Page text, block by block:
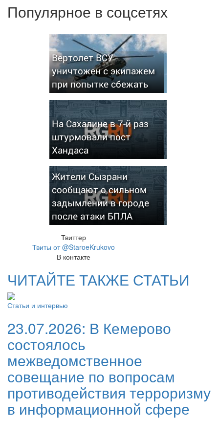
Популярное в соцсетях
Вертолет ВСУ
уничтожен с экипажем
при попытке сбежать
На Сахалине в 7-й раз
штурмовали пост
Хандаса
Жители Сызрани
сообщают о сильном
задымлении в городе
после атаки БПЛА
Твиттер
Твиты от @StaroeKrukovo
В контакте
ЧИТАЙТЕ ТАКЖЕ СТАТЬИ
Статьи и интервью
23.07.2026: В Кемерово
состоялось
межведомственное
совещание по вопросам
противодействия терроризму
в информационной сфере